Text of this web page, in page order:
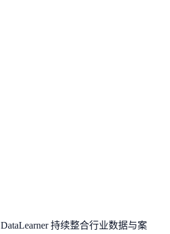
DataLearner 持续整合行业数据与案